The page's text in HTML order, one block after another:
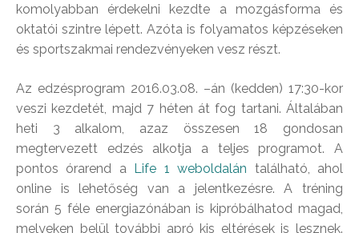
komolyabban érdekelni kezdte a mozgásforma és
oktatói szintre lépett. Azóta is folyamatos képzéseken
és sportszakmai rendezvényeken vesz részt.
Az edzésprogram 2016.03.08. –án (kedden) 17:30-kor
veszi kezdetét, majd 7 héten át fog tartani. Általában
heti 3 alkalom, azaz összesen 18 gondosan
megtervezett edzés alkotja a teljes programot. A
pontos órarend a
Life 1 weboldalán található, ahol
online is lehetőség van a jelentkezésre. A tréning
során 5 féle energiazónában is kipróbálhatod magad,
melyeken belül további apró kis eltérések is lesznek.